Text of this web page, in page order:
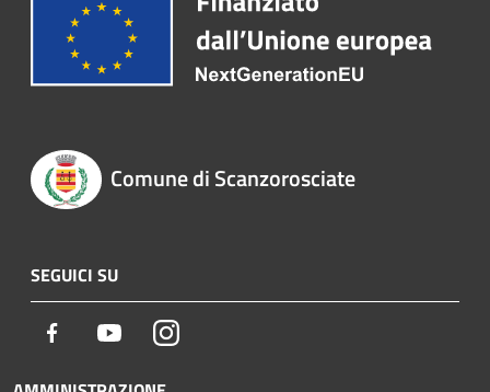
Comune di Scanzorosciate
SEGUICI SU
Facebook YoutubeInstagram